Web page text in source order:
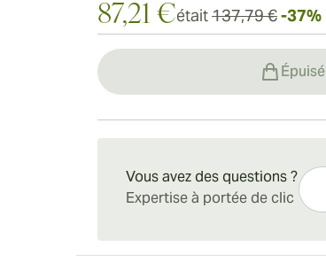
87,21 €était137,79 €-37%
Épuisé
Vous avez des questions ?
Expertise à portée de clic